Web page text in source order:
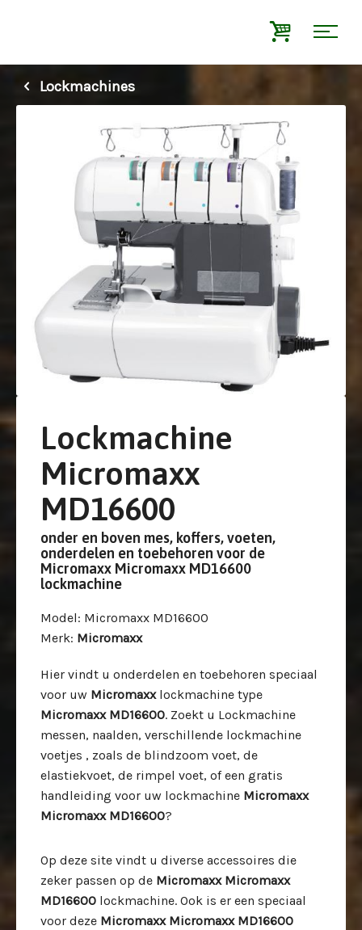
Lockmachines
Lockmachine
Micromaxx
MD16600
onder en boven mes, koffers, voeten,
onderdelen en toebehoren voor de
Micromaxx Micromaxx MD16600
lockmachine
Model: Micromaxx MD16600
Merk: Micromaxx
Hier vindt u onderdelen en toebehoren speciaal
voor uw Micromaxxlockmachine type
Micromaxx MD16600. Zoekt u Lockmachine
messen, naalden, verschillende lockmachine
voetjes , zoals de blindzoom voet, de
elastiekvoet, de rimpel voet, of een gratis
handleiding voor uw lockmachine Micromaxx
Micromaxx MD16600?
Op deze site vindt u diverse accessoires die
zeker passen op de Micromaxx Micromaxx
MD16600 lockmachine. Ook is er een speciaal
voor deze Micromaxx Micromaxx MD16600